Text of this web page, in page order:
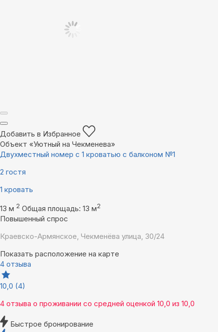
Добавить в Избранное
Объект «Уютный на Чекменева»
Двухместный номер с 1 кроватью с балконом №1
2 гостя
1 кровать
13 м 2 Общая площадь: 13 м2
Повышенный спрос
Краевско-Армянское, Чекменёва улица, 30/24
Показать расположение на карте
4 отзыва
10,0 (4)
4 отзыва о проживании со средней оценкой 10,0 из 10,0
Быстрое бронирование